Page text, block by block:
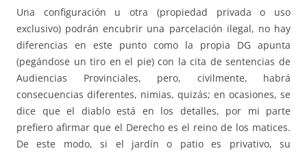
Una configuración u otra (propiedad privada o uso
exclusivo) podrán encubrir una parcelación ilegal, no hay
diferencias en este punto como la propia DG apunta
(pegándose un tiro en el pie) con la cita de sentencias de
Audiencias Provinciales, pero, civilmente, habrá
consecuencias diferentes, nimias, quizás; en ocasiones, se
dice que el diablo está en los detalles, por mi parte
prefiero afirmar que el Derecho es el reino de los matices.
De este modo, si el jardín o patio es privativo, su